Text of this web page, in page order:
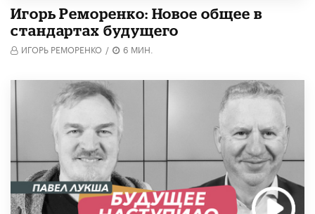
Игорь Реморенко: Новое общее в
стандартах будущего
ИГОРЬ РЕМОРЕНКО / 6 МИН.